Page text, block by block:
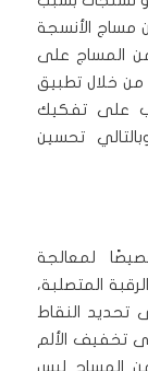
مساج الأنسجة
من المساج على
من خلال تطبيق
على تفكيك
تحسين
لمعالجة
المتصلبة،
تحديد النقاط
تخفيف الألم
المساج ليس